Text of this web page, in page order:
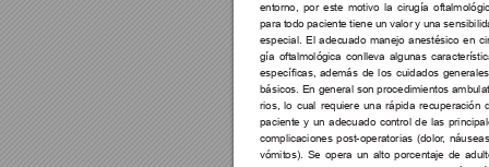
entorno, por este motivo la cirugía
para todo paciente tiene un valor y una
especial. El adecuado manejo anestésico en
gía oftalmológica conlleva algunas
especícas, además de los cuidados
básicos. En general son procedimientos
rios, lo cual requiere una rápida recuperación
paciente y un adecuado control de las
complicaciones post-operatorias (dolor,
vómitos). Se opera un alto porcentaje de